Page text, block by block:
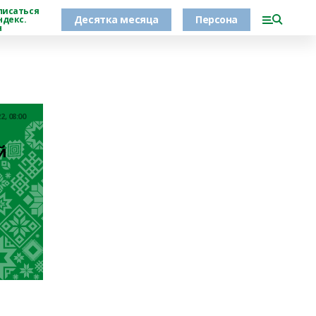
Десятка месяца Персона
08:00